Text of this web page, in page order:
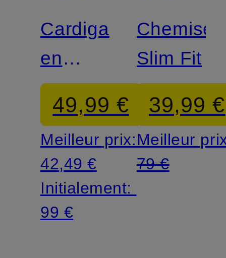
Cardigan
en
mohair
49,99 €
Meilleur prix:
42,49 €
Initialement:
99 €
Chemise
Slim Fit
39,99 €
Meilleur
79 €